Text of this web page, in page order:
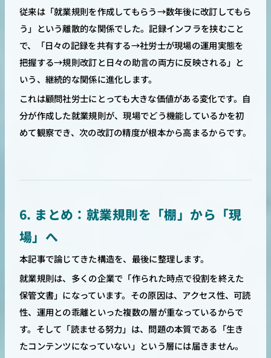
従来は「就業規則を作成してもらう→数年後に改訂してもら
う」という離散的な関係でした。記録インフラを挟むこと
で、「日々の記録を共有する→社労士が現場の運用実態を
把握する→規則改訂と日々の助言の両方に反映される」と
いう、継続的な関係に進化します。
これは顧問社労士にとっても大きな価値がある変化です。自
分が作成した就業規則が、現場でどう機能しているかを初
めて観察でき、次の改訂の精度が根本から高まるからです。
6. まとめ：就業規則を「棚」から「現
場」へ
本記事で論じてきた構造を、最後に整理します。
就業規則は、多くの企業で「作られた時点で役割を終えた
保管文書」になっています。その原因は、アクセス性、可読
性、運用との乖離といった複数の層が重なっているからで
す。そして「読ませる努力」は、問題の本質である「生き
たコンテンツになっていない」という層には届きません。